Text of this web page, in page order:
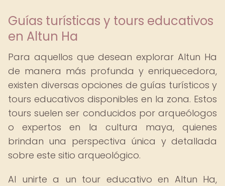
Guías turísticas y tours educativos
en Altun Ha
Para aquellos que desean explorar Altun Ha
de manera más profunda y enriquecedora,
existen diversas opciones de guías turísticos y
tours educativos disponibles en la zona. Estos
tours suelen ser conducidos por arqueólogos
o expertos en la cultura maya, quienes
brindan una perspectiva única y detallada
sobre este sitio arqueológico.
Al unirte a un tour educativo en Altun Ha,